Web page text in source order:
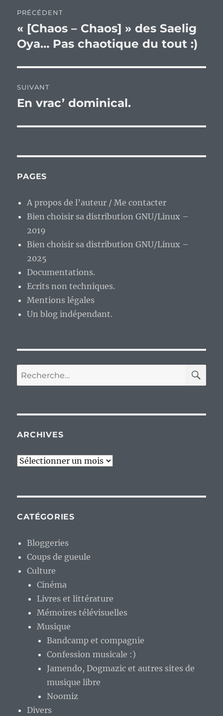
de
l’article
PRÉCÉDENT
Publication
précédente :
« [Chaos – Chaos] » des Saelig
Oya… Pas chaotique du tout :)
SUIVANT
Publication
En vrac’ dominical.
PAGES
A propos de l’auteur / Me contacter
Bien choisir sa distribution GNU/Linux –
2019
Bien choisir sa distribution GNU/Linux –
2025
Documentations.
Ecrits non techniques.
Mentions légales
Un blog indépendant.
Recherche
pour :
ARCHIVES
Archives
CATÉGORIES
Bloggeries
Coups de gueule
Culture
Cinéma
Livres et littérature
Mémoires télévisuelles
Musique
Bandcamp et compagnie
Confession musicale :)
Jamendo, Dogmazic et autres sites de
musique libre
Noomiz
Divers